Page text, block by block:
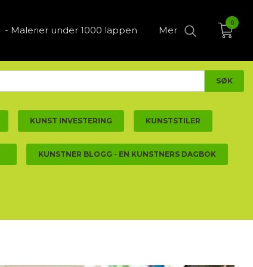
- Malerier under 1000 lappen Mer
0
KUNST INVESTERING KUNSTSTILER
KUNSTNER BLOGG - EN KUNSTNERS DAGBOK